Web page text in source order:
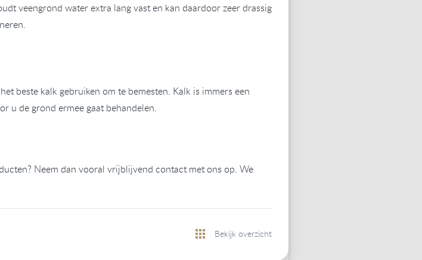
veengrond water extra lang vast en kan daardoor zeer drassig
beste kalk gebruiken om te bemesten. Kalk is immers een
u de grond ermee gaat behandelen.
Neem dan vooral vrijblijvend contact met ons op. We
Bekijk overzicht